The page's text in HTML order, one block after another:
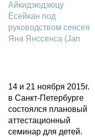
Айкидзюдзюцу
Ёсейкан под
руководством сенсея
Яна Янссенса (Jan
14 и 21 ноября 2015г.
в Санкт-Петербурге
состоялся плановый
аттестационный
семинар для детей.